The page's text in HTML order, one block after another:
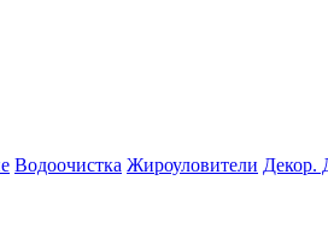
Водоочистка Жироуловители Декор.